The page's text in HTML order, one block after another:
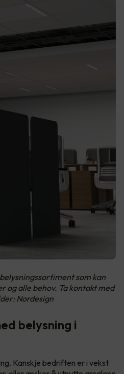
som kan
og alle behov. Ta kontakt med
Nordesign
belysning i
Kanskje bedriften er i vekst